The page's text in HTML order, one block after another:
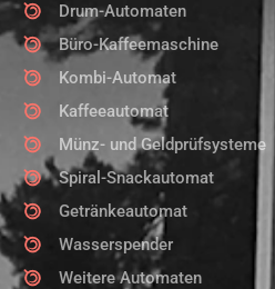
Drum-Automaten
Büro-Kaffeemaschine
Kombi-Automat
Kaffeeautomat
Münz- und Geldprüfsysteme
Spiral-Snackautomat
Getränkeautomat
Wasserspender
Weitere Automaten